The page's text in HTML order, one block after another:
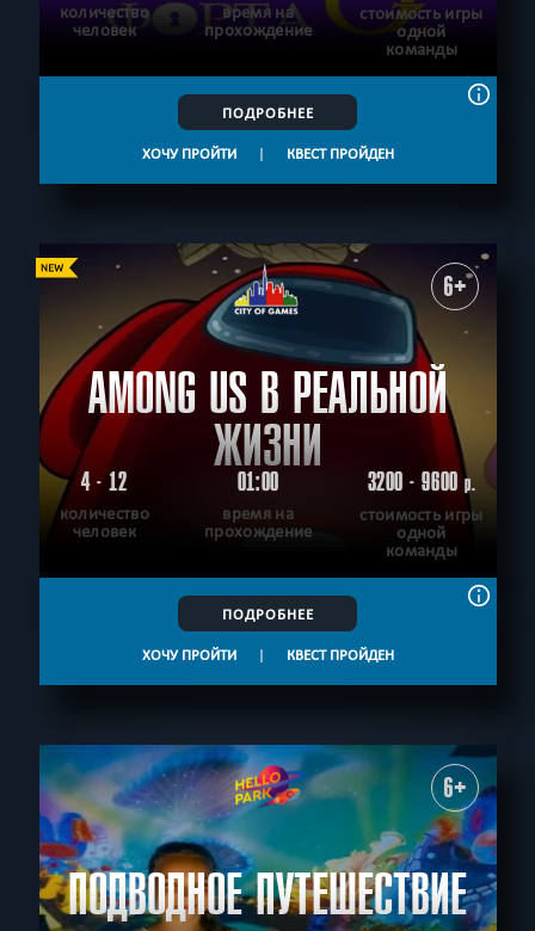
количество
человек
время на
прохождение
стоимость игры
одной
команды
ПОДРОБНЕЕ
ХОЧУ ПРОЙТИ | КВЕСТ ПРОЙДЕН
6+
AMONG US В РЕАЛЬНОЙ
ЖИЗНИ
4 - 12
количество
человек
01:00
время на
прохождение
3200 - 9600р.
стоимость игры
одной
команды
ПОДРОБНЕЕ
ХОЧУ ПРОЙТИ | КВЕСТ ПРОЙДЕН
6+
ПОДВОДНОЕ ПУТЕШЕСТВИЕ